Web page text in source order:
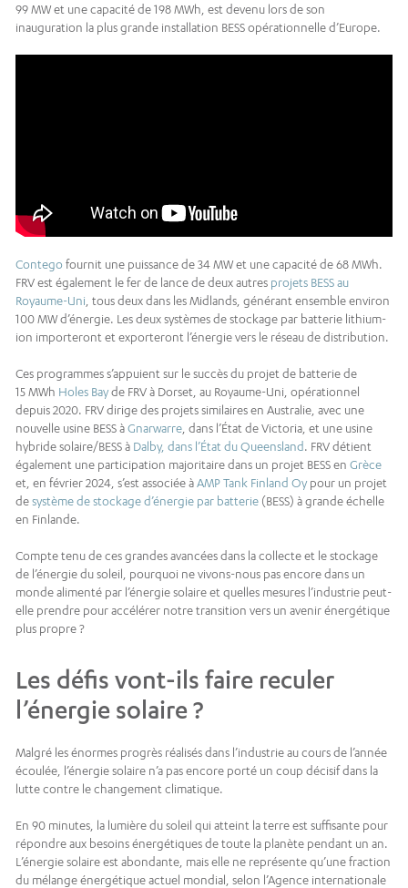
99 MW et une capacité de 198 MWh, est devenu lors de son
inauguration la plus grande installation BESS opérationnelle d’Europe.
Contegofournit une puissance de 34 MW et une capacité de 68 MWh.
FRV est également le fer de lance de deux autres projets BESS au
Royaume-Uni , tous deux dans les Midlands, générant ensemble environ
100 MW d’énergie. Les deux systèmes de stockage par batterie lithium-
ion importeront et exporteront l’énergie vers le réseau de distribution.
Ces programmes s’appuient sur le succès du projet de batterie de
15 MWh Holes Bayde FRV à Dorset, au Royaume-Uni, opérationnel
depuis 2020. FRV dirige des projets similaires en Australie, avec une
nouvelle usine BESS àGnarwarre , dans l’État de Victoria, et une usine
hybride solaire/BESS à Dalby, dans l’État du Queensland. FRV détient
également une participation majoritaire dans un projet BESS en Grèce
et, en février 2024, s’est associée àAMP Tank Finland Oypour un projet
desystème de stockage d’énergie par batterie (BESS) à grande échelle
en Finlande.
Compte tenu de ces grandes avancées dans la collecte et le stockage
de l’énergie du soleil, pourquoi ne vivons-nous pas encore dans un
monde alimenté par l’énergie solaire et quelles mesures l’industrie peut-
elle prendre pour accélérer notre transition vers un avenir énergétique
plus propre ?
Les défis vont-ils faire reculer
l’énergie solaire ?
Malgré les énormes progrès réalisés dans l’industrie au cours de l’année
écoulée, l’énergie solaire n’a pas encore porté un coup décisif dans la
lutte contre le changement climatique.
En 90 minutes, la lumière du soleil qui atteint la terre est suffisante pour
répondre aux besoins énergétiques de toute la planète pendant un an.
L’énergie solaire est abondante, mais elle ne représente qu’une fraction
du mélange énergétique actuel mondial, selon l’Agence internationale